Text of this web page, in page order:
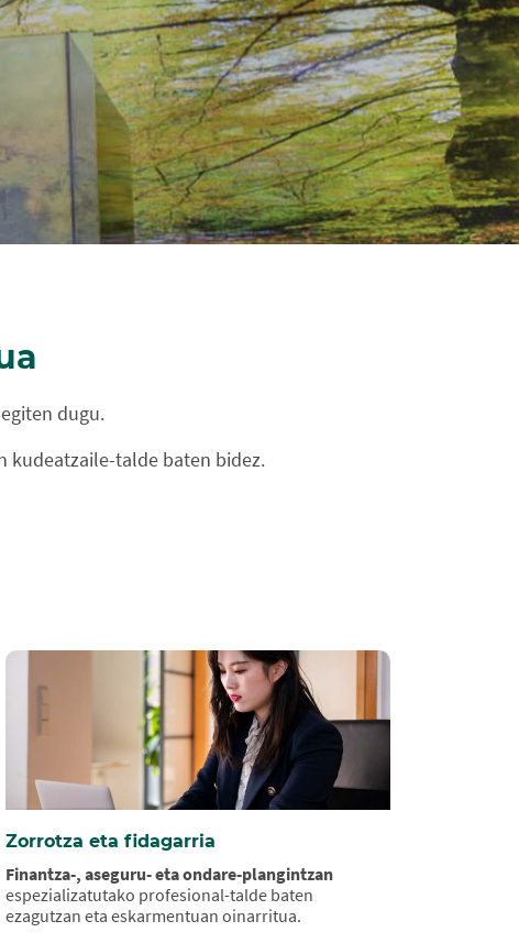
dugu.
kudeatzaile-talde baten bidez.
Zorrotza eta fidagarria
Finantza-, aseguru- eta ondare-plangintzan
espezializatutako profesional-talde baten
ezagutzan eta eskarmentuan oinarritua.